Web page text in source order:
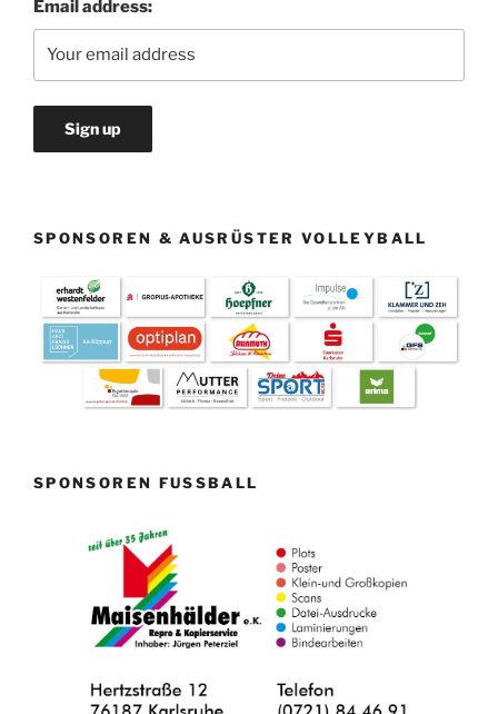
Email address:
SPONSOREN & AUSRÜSTER VOLLEYBALL
SPONSOREN FUSSBALL